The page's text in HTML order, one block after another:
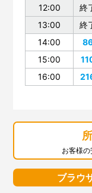
12:00 終
13:00
終
14:00
15:00
16:00
お客様の
ブラウ